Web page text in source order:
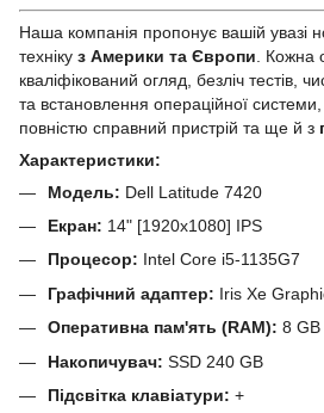
Наша компанія пропонує вашій увазі
техніку з Америки та Європи . Кожна
кваліфікований огляд, безліч тестів,
та встановлення операційної
повністю справний пристрій та ще й з
Характеристики:
Модель: Dell Latitude 7420
Екран: 14" [1920x1080] IPS
Процесор: Intel Core i5-1135G7
Графічний адаптер: Iris Xe
Оперативна пам'ять (RAM): 8 GB
Накопичувач: SSD 240 GB
Підсвітка клавіатури: +